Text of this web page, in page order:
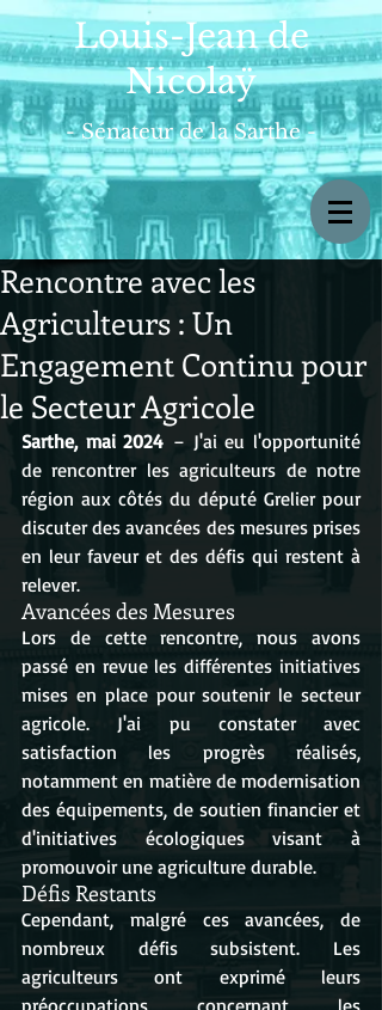
Louis-Jean de
Nicolaÿ
- Sénateur de la Sarthe -
Rencontre avec les
Agriculteurs : Un
Engagement Continu pour
le Secteur Agricole
Sarthe, mai 2024 – J'ai eu l'opportunité
de rencontrer les agriculteurs de notre
région aux côtés du député Grelier pour
discuter des avancées des mesures prises
en leur faveur et des défis qui restent à
relever.
Avancées des Mesures
Lors de cette rencontre, nous avons
passé en revue les différentes initiatives
mises en place pour soutenir le secteur
agricole. J'ai pu constater avec
satisfaction les progrès réalisés,
notamment en matière de modernisation
des équipements, de soutien financier et
d'initiatives écologiques visant à
promouvoir une agriculture durable.
Défis Restants
Cependant, malgré ces avancées, de
nombreux défis subsistent. Les
agriculteurs ont exprimé leurs
préoccupations concernant les